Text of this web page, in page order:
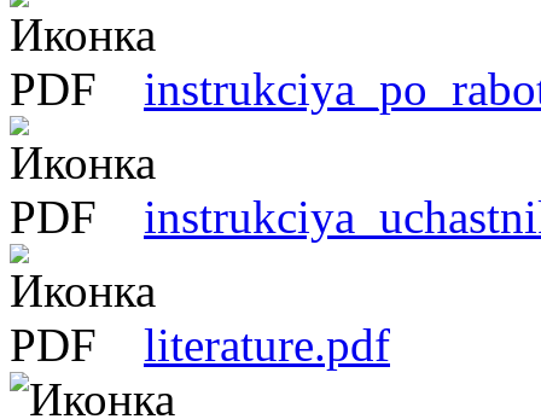
literature.pdf